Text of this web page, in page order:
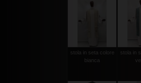
stola in seta colore
bianca
stola in